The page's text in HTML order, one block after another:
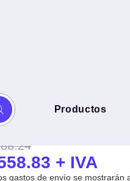
Productos
Gamer
3500
+ IVA
gastos de envío se mostrarán